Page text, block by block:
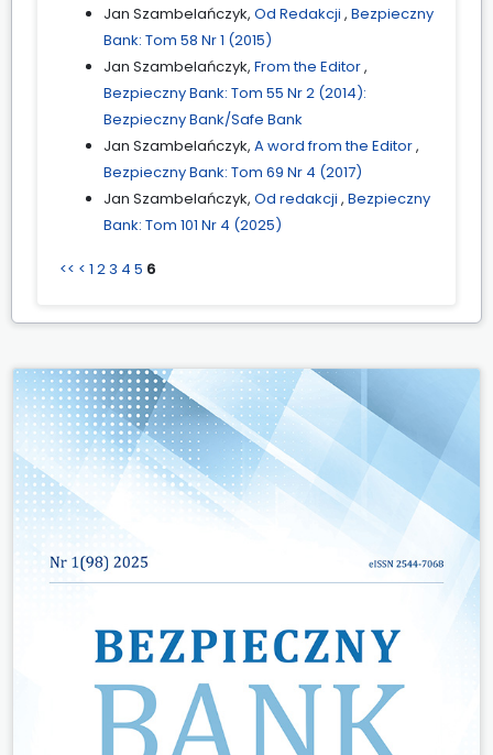
Jan Szambelańczyk, Od Redakcji , Bezpieczny
Bank: Tom 58 Nr 1 (2015)
Jan Szambelańczyk, From the Editor,
Bezpieczny Bank: Tom 55 Nr 2 (2014):
Bezpieczny Bank/Safe Bank
Jan Szambelańczyk, A word from the Editor,
Bezpieczny Bank: Tom 69 Nr 4 (2017)
Jan Szambelańczyk, Od redakcji , Bezpieczny
Bank: Tom 101 Nr 4 (2025)
<< < 1 23 4 5 6